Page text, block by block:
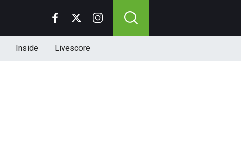
Inside Livescore